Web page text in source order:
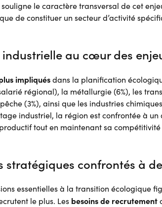
le caractère transversal de cet
de constituer un secteur d’activité
industrielle au cœur des
impliquésdans la planification
régional), la métallurgie (6%), les
(3%), ainsi que les industries
industriel, la région est confrontée à
tout en maintenant sa compétitivité
stratégiques confrontés à
essentielles à la transition écologique
le plus. Les besoins de recrutement